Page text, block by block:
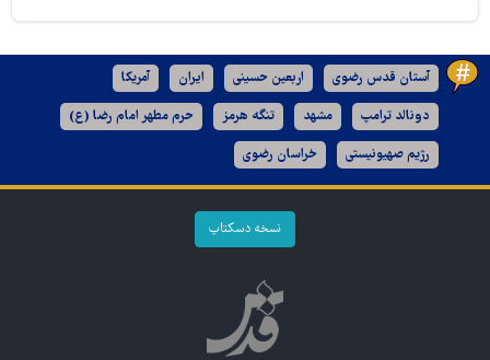
آستان قدس رضوی اربعین حسینی ایران آمریکا
دونالد ترامپ مشهد تنگه هرمز حرم مطهر امام رضا (ع)
رژیم صهیونیستی خراسان رضوی
نسخه دسکتاپ